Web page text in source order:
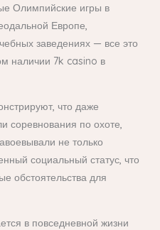
Олимпийские игры в
Европе,
заведениях — все это
наличии 7k casino в
что даже
соревнования по охоте,
не только
социальный статус, что
обстоятельства для
в повседневной жизни